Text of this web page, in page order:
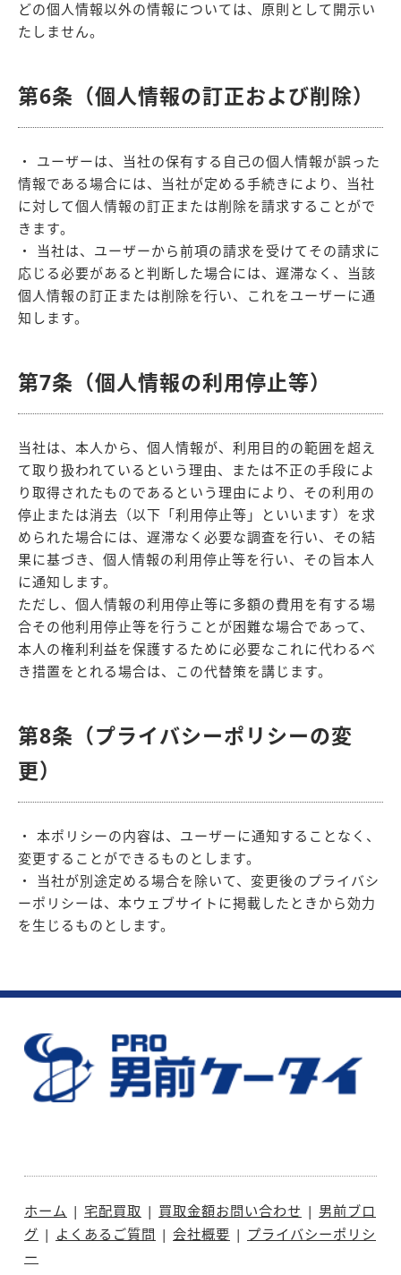
どの個人情報以外の情報については、原則として開示い
たしません。
第6条（個人情報の訂正および削除）
・ ユーザーは、当社の保有する自己の個人情報が誤った
情報である場合には、当社が定める手続きにより、当社
に対して個人情報の訂正または削除を請求することがで
きます。
・ 当社は、ユーザーから前項の請求を受けてその請求に
応じる必要があると判断した場合には、遅滞なく、当該
個人情報の訂正または削除を行い、これをユーザーに通
知します。
第7条（個人情報の利用停止等）
当社は、本人から、個人情報が、利用目的の範囲を超え
て取り扱われているという理由、または不正の手段によ
り取得されたものであるという理由により、その利用の
停止または消去（以下「利用停止等」といいます）を求
められた場合には、遅滞なく必要な調査を行い、その結
果に基づき、個人情報の利用停止等を行い、その旨本人
に通知します。
ただし、個人情報の利用停止等に多額の費用を有する場
合その他利用停止等を行うことが困難な場合であって、
本人の権利利益を保護するために必要なこれに代わるべ
き措置をとれる場合は、この代替策を講じます。
第8条（プライバシーポリシーの変
更）
・ 本ポリシーの内容は、ユーザーに通知することなく、
変更することができるものとします。
・ 当社が別途定める場合を除いて、変更後のプライバシ
ーポリシーは、本ウェブサイトに掲載したときから効力
を生じるものとします。
ホーム | 宅配買取 | 買取金額お問い合わせ | 男前ブロ
グ | よくあるご質問 | 会社概要 | プライバシーポリシ
ー